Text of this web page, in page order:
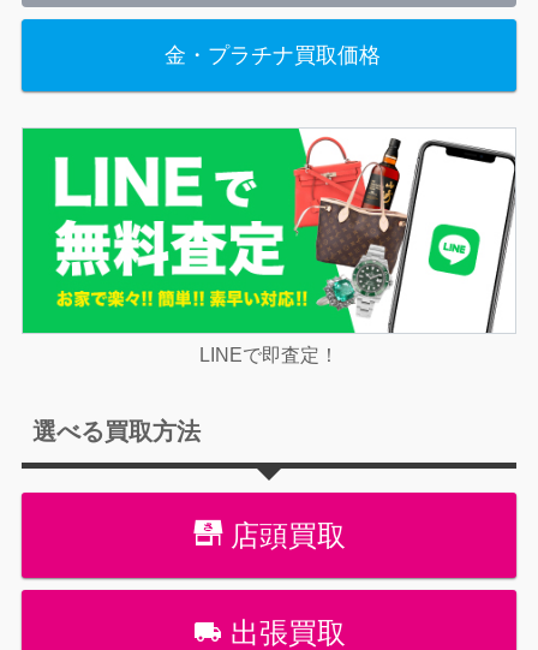
金・プラチナ買取価格
LINEで即査定！
選べる買取方法
店頭買取
出張買取